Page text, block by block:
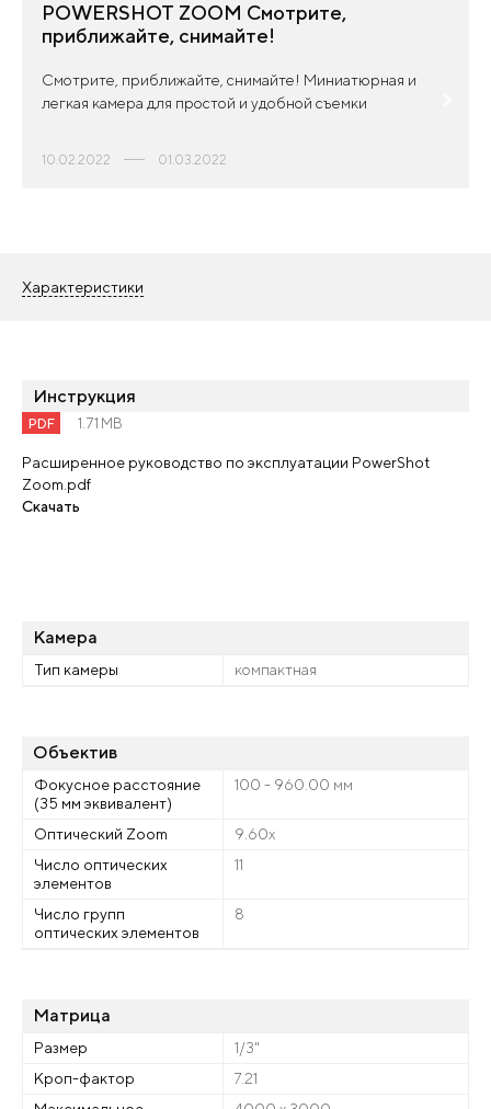
POWERSHOT ZOOM Смотрите,
приближайте, снимайте!
Смотрите, приближайте, снимайте! Миниатюрная и
легкая камера для простой и удобной съемки
10.02.2022 01.03.2022
Характеристики
Инструкция
PDF 1.71 MB
Расширенное руководство по эксплуатации PowerShot
Zoom.pdf
Скачать
Камера
Тип камеры компактная
Объектив
Фокусное расстояние
(35 мм эквивалент)
100 - 960.00 мм
Оптический Zoom
9.60x
Число оптических
элементов
11
Число групп
оптических элементов
8
Матрица
Размер
1/3"
Кроп-фактор
7.21